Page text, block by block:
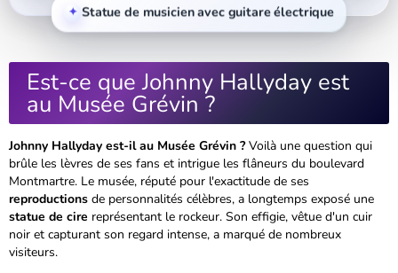
Statue de musicien avec guitare électrique
Est-ce que Johnny Hallyday est
au Musée Grévin ?
Johnny Hallyday est-il au Musée Grévin ?Voilà une question qui
brûle les lèvres de ses fans et intrigue les flâneurs du boulevard
Montmartre. Le musée, réputé pour l'exactitude de ses
reproductions de personnalités célèbres, a longtemps exposé une
statue de cire représentant le rockeur. Son effigie, vêtue d'un cuir
noir et capturant son regard intense, a marqué de nombreux
visiteurs.